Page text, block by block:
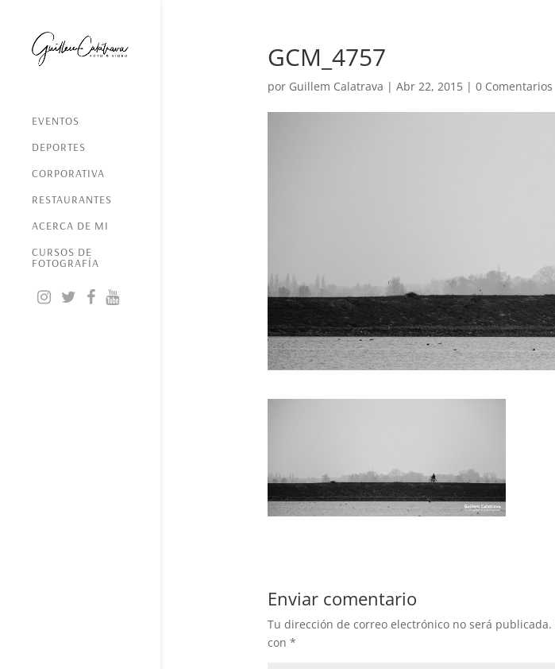
EVENTOS
DEPORTES
CORPORATIVA
RESTAURANTES
ACERCA DE MI
CURSOS DE
FOTOGRAFÍA
GCM_4757
por Guillem Calatrava | Abr 22, 2015| 0 Comentarios
Enviar comentario
Tu dirección de correo electrónico no será publicada.
con *